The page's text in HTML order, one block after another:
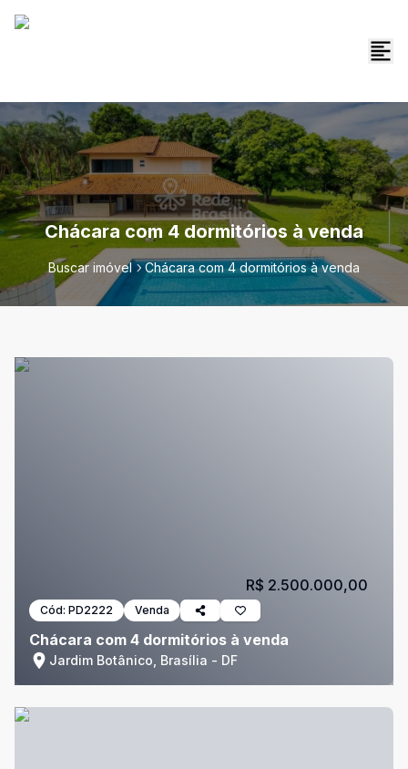
Chácara com 4 dormitórios à venda
Buscar imóvel Chácara com 4 dormitórios à venda
Cód: PD2222 Venda
Chácara com 4 dormitórios à venda
Jardim Botânico, Brasília - DF
R$ 2.500.000,00